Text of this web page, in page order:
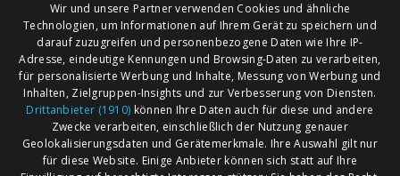
Wir und unsere Partner verwenden Cookies und ähnliche
Technologien, um Informationen auf Ihrem Gerät zu speichern und
darauf zuzugreifen und personenbezogene Daten wie Ihre IP-
Adresse, eindeutige Kennungen und Browsing-Daten zu verarbeiten,
für personalisierte Werbung und Inhalte, Messung von Werbung und
Inhalten, Zielgruppen-Insights und zur Verbesserung von Diensten.
Drittanbieter (1910) können Ihre Daten auch für diese und andere
Zwecke verarbeiten, einschließlich der Nutzung genauer
Geolokalisierungsdaten und Gerätemerkmale. Ihre Auswahl gilt nur
für diese Website. Einige Anbieter können sich statt auf Ihre